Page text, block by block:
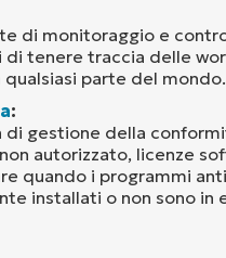
di monitoraggio e
di tenere traccia delle
parte del mondo.
:
di gestione della
autorizzato, licenze
quando i programmi
installati o non sono in